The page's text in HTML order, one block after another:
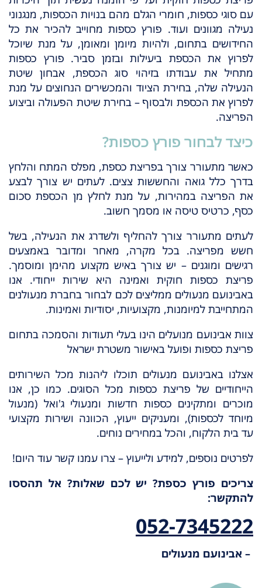
עם סוגי כספות, חומרי הגלם מהם בנויות הכספות, מנגנוני
נעילה מגוונים ועוד. פורץ כספות מחוייב להכיר את כל
החידושים בתחום, ולהיות מיומן ומאומן, על מנת שיוכל
לפרוץ את הכספת ביעילות ובזמן סביר. פורץ כספות
מתחיל את עבודתו בזיהוי סוג הכספת, אבחון שיטת
הנעילה שלה, בחירת הציוד והמכשירים הנחוצים על מנת
לפרוץ את הכספת ולבסוף – בחירת שיטת הפעולה וביצוע
הפריצה.
כיצד לבחור פורץ כספות?
כאשר מתעורר צורך בפריצת כספת, מפלס המתח והלחץ
בדרך כלל גואה והחששות צצים. לעתים יש צורך לבצע
את הפריצה במהירות, על מנת לחלץ מן הכספת סכום
כסף, כרטיס טיסה או מסמך חשוב.
לעתים מתעורר צורך להחליף ולשדרג את הנעילה, בשל
חשש מפריצה. בכל מקרה, מאחר ומדובר באמצעים
רגישים ומוגנים – יש צורך באיש מקצוע מהימן ומוסמך.
פריצת כספות חוקית ואמינה היא שירות ייחודי. אנו
באבינועם מנעולים ממליצים לכם לבחור בחברת מנעולנים
המתחייבת למיומנות, מקצועיות, יסודיות ואמינות.
צוות אבינועם מנועלים הינו בעלי תעודות והסמכה בתחום
פריצת כספות ופועל באישור משטרת ישראל
אצלנו באבינועם מנעולים תוכלו ליהנות מכל השירותים
הייחודיים של פריצת כספות מכל הסוגים. כמו כן, אנו
מוכרים ומתקינים כספות חדשות ומנעולי ג'ואל (מנעול
מיוחד לכספות), ומעניקים ייעוץ, הכוונה ושירות מקצועי
עד בית הלקוח, והכל במחירים נוחים.
לפרטים נוספים, למידע ולייעוץ – צרו עמנו קשר עוד היום!
צריכים פורץ כספת? יש לכם שאלות? אל תהססו
להתקשר:
052-7345222
– אבינועם מנעולים